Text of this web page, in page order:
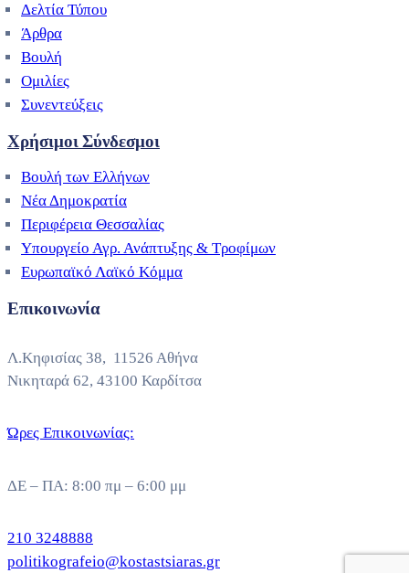
Δελτία Τύπου
Άρθρα
Βουλή
Ομιλίες
Συνεντεύξεις
Χρήσιμοι Σύνδεσμοι
Βουλή των Ελλήνων
Νέα Δημοκρατία
Περιφέρεια Θεσσαλίας
Υπουργείο Αγρ. Ανάπτυξης & Τροφίμων
Ευρωπαϊκό Λαϊκό Κόμμα
Επικοινωνία
Λ.Κηφισίας 38, 11526 Αθήνα
Νικηταρά 62, 43100 Καρδίτσα
Ώρες Επικοινωνίας:
ΔΕ – ΠΑ: 8:00 πμ – 6:00 μμ
210 3248888
politikografeio@kostastsiaras.gr